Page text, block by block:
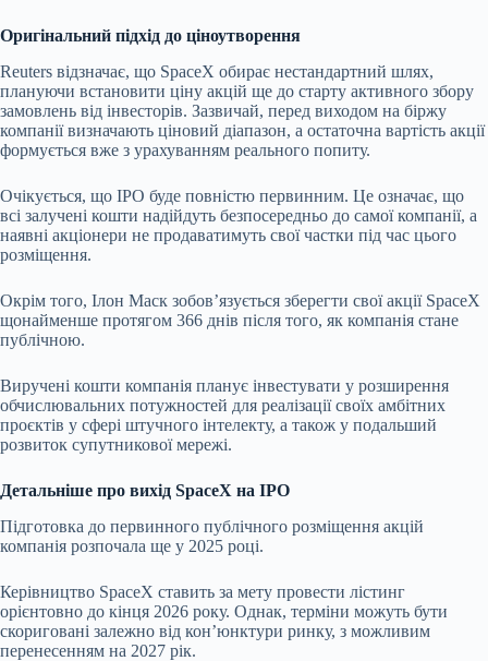
Оригінальний підхід до ціноутворення
Reuters відзначає, що SpaceX обирає нестандартний шлях,
плануючи встановити ціну акцій ще до старту активного збору
замовлень від інвесторів. Зазвичай, перед виходом на біржу
компанії визначають ціновий діапазон, а остаточна вартість акції
формується вже з урахуванням реального попиту.
Очікується, що IPO буде повністю первинним. Це означає, що
всі залучені кошти надійдуть безпосередньо до самої компанії, а
наявні акціонери не продаватимуть свої частки під час цього
розміщення.
Окрім того, Ілон Маск зобов’язується зберегти свої акції SpaceX
щонайменше протягом 366 днів після того, як компанія стане
публічною.
Виручені кошти компанія планує інвестувати у розширення
обчислювальних потужностей для реалізації своїх амбітних
проєктів у сфері штучного інтелекту, а також у подальший
розвиток супутникової мережі.
Детальніше про вихід SpaceX на IPO
Підготовка до первинного публічного розміщення акцій
компанія розпочала ще у 2025 році.
Керівництво SpaceX ставить за мету провести лістинг
орієнтовно до кінця 2026 року. Однак, терміни можуть бути
скориговані залежно від кон’юнктури ринку, з можливим
перенесенням на 2027 рік.